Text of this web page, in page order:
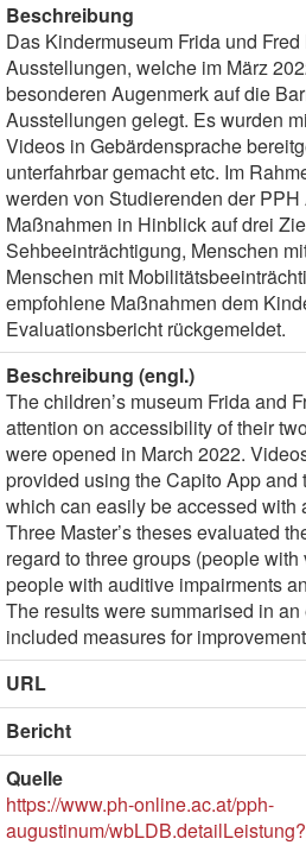
Beschreibung
Das Kindermuseum Frida und
Ausstellungen, welche im März
besonderen Augenmerk auf die
Ausstellungen gelegt. Es wurden
Videos in Gebärdensprache
unterfahrbar gemacht etc. Im
werden von Studierenden der
Maßnahmen in Hinblick auf drei
Sehbeeinträchtigung, Menschen
Menschen mit
empfohlene Maßnahmen dem
Evaluationsbericht rückgemeldet.
Beschreibung (engl.)
The children’s museum Frida and
attention on accessibility of their
were opened in March 2022.
provided using the Capito App and
which can easily be accessed with
Three Master’s theses evaluated
regard to three groups (people
people with auditive impairments
The results were summarised in
included measures for
URL
Bericht
Quelle
https://www.ph-online.ac.at/pph-
augustinum/